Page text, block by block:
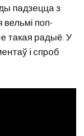
падзецца з
поп-
такая радыё. У
і спроб